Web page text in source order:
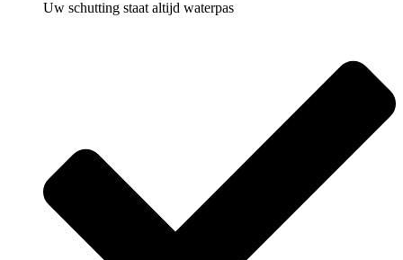
Uw schutting staat altijd waterpas